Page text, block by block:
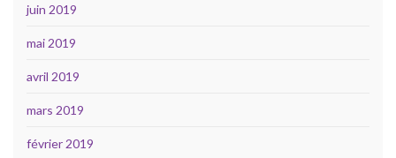
juin 2019
mai 2019
avril 2019
mars 2019
février 2019